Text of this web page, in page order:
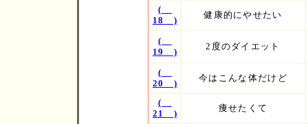
(
18 )
健康的にやせたい
(
19 )
2度のダイエット
(
20 )
今はこんな体だけど
(
21 )
痩せたくて